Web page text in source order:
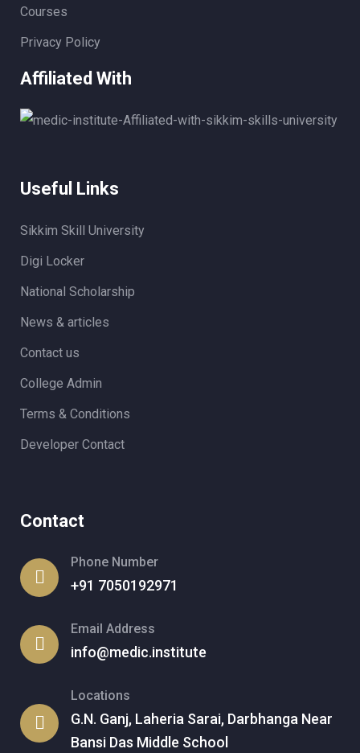
Courses
Privacy Policy
Affiliated With
Useful Links
Sikkim Skill University
Digi Locker
National Scholarship
News & articles
Contact us
College Admin
Terms & Conditions
Developer Contact
Contact
Phone Number
+91 7050192971
Email Address
info@medic.institute
Locations
G.N. Ganj, Laheria Sarai, Darbhanga Near
Bansi Das Middle School